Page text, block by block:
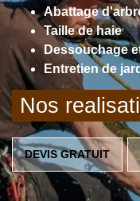
Abattage
Taille de haie
Dessouchage
Entretien de
Nos
DEVIS GRATUIT